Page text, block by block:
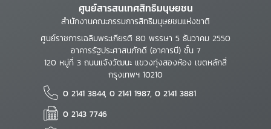
ศูนย์สารสนเทศสิทธิมนุษยชน
สำนักงานคณะกรรมการสิทธิมนุษยชนแห่งชาติ
ศูนย์ราชการเฉลิมพระเกียรติ 80 พรรษา 5 ธันวาคม 2550
อาคารรัฐประศาสนภักดี (อาคารบี) ชั้น 7
120 หมู่ที่ 3 ถนนแจ้งวัฒนะ แขวงทุ่งสองห้อง เขตหลักสี่
กรุงเทพฯ 10210
0 2141 3844, 0 2141 1987, 0 2141 3881
0 2143 7746